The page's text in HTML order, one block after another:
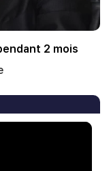
2 mois